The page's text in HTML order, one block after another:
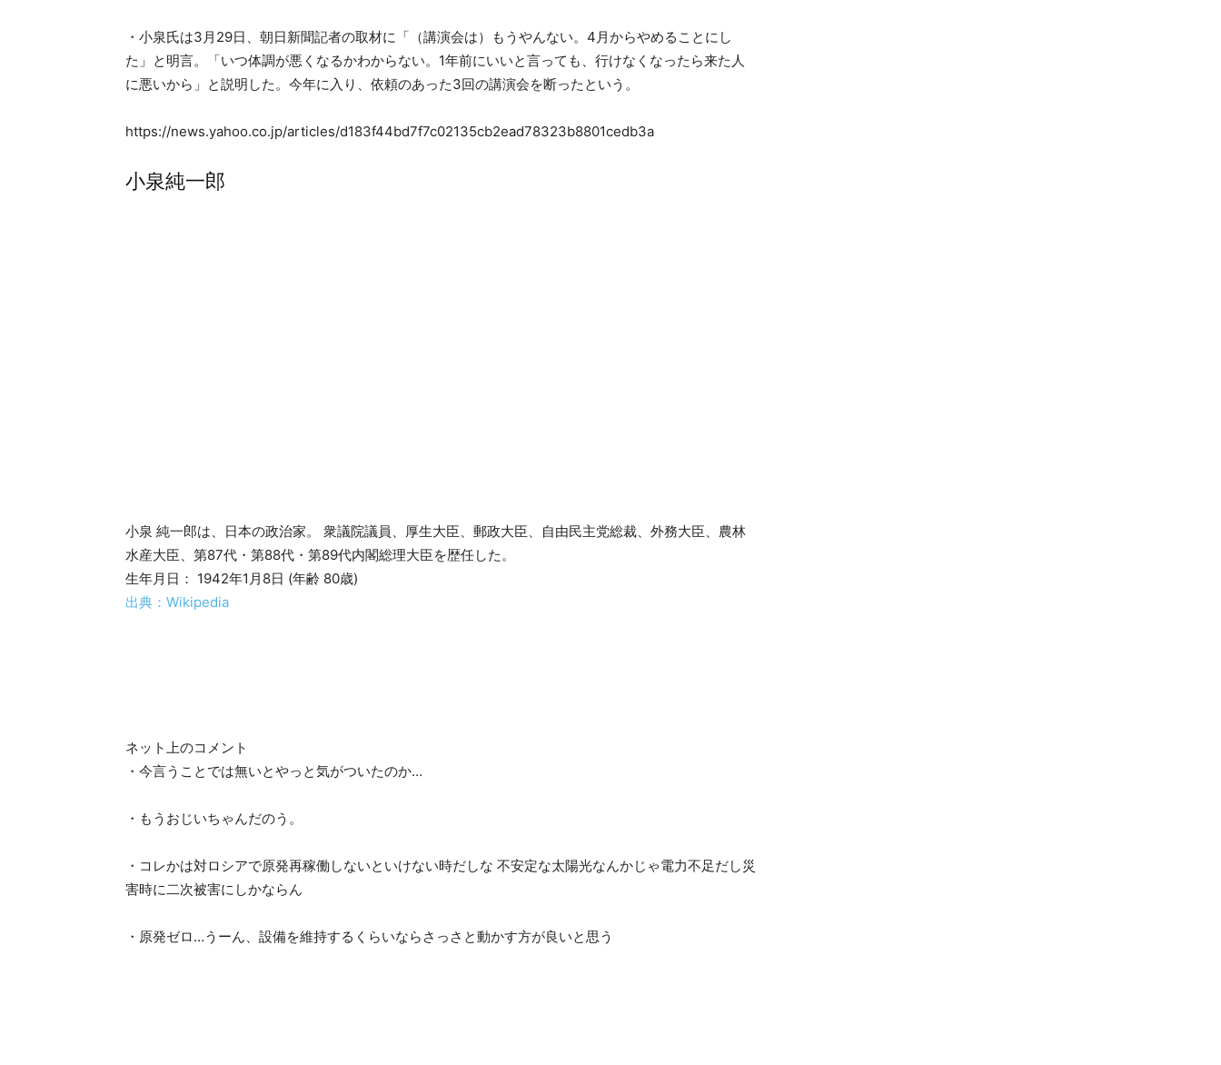
・小泉氏は3月29日、朝日新聞記者の取材に「（講演会は）もうやんない。4月からやめることにし
た」と明言。「いつ体調が悪くなるかわからない。1年前にいいと言っても、行けなくなったら来た人
に悪いから」と説明した。今年に入り、依頼のあった3回の講演会を断ったという。
https://news.yahoo.co.jp/articles/d183f44bd7f7c02135cb2ead78323b8801cedb3a
小泉純一郎
小泉 純一郎は、日本の政治家。 衆議院議員、厚生大臣、郵政大臣、自由民主党総裁、外務大臣、農林
水産大臣、第87代・第88代・第89代内閣総理大臣を歴任した。
生年月日： 1942年1月8日 (年齢 80歳)
出典：Wikipedia
ネット上のコメント
・今言うことでは無いとやっと気がついたのか…
・もうおじいちゃんだのう。
・コレかは対ロシアで原発再稼働しないといけない時だしな 不安定な太陽光なんかじゃ電力不足だし災
害時に二次被害にしかならん
・原発ゼロ…うーん、設備を維持するくらいならさっさと動かす方が良いと思う